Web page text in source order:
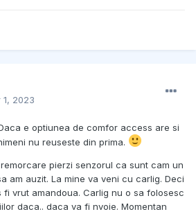
1, 2023
e optiunea de comfor access are si
nu reuseste din prima.
pierzi senzorul ca sunt cam un
am auzit. La mine va veni cu carlig. Deci
fi vrut amandoua. Carlig nu o sa folosesc
daca.. daca va fi nvoie. Momentan